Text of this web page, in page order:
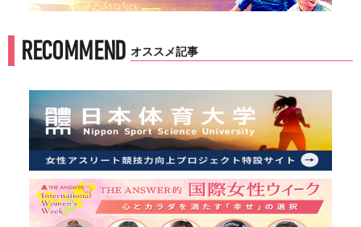
RECOMMEND オススメ記事